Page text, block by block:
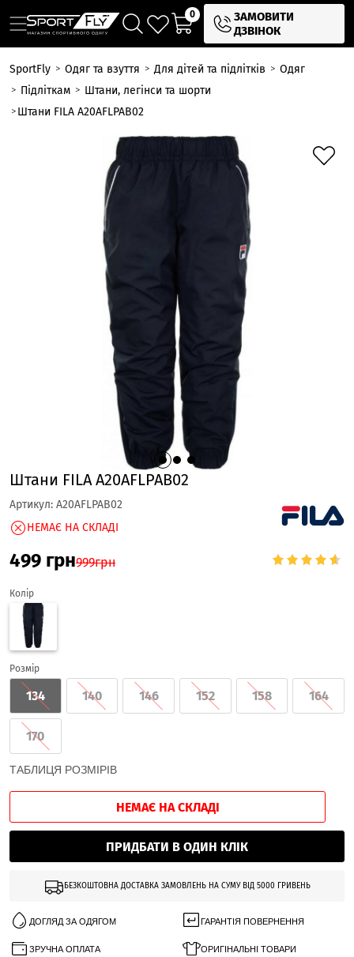
0
ЗАМОВИТИ
ДЗВІНОК
SportFly Одяг та взуття Для дітей та підлітків
Одяг
Підліткам
Штани, легінси та шорти
Штани FILA A20AFLPAB02
Штани FILA A20AFLPAB02
Артикул: A20AFLPAB02
НЕМАЄ НА СКЛАДІ
499 грн999грн
Колір
Розмір
134 140 146 152 158 164
170
ТАБЛИЦЯ РОЗМІРІВ
НЕМАЄ НА СКЛАДІ
ПРИДБАТИ В ОДИН КЛІК
БЕЗКОШТОВНА ДОСТАВКА ЗАМОВЛЕНЬ НА СУМУ ВІД 5000 ГРИВЕНЬ
ДОГЛЯД ЗА ОДЯГОМ ГАРАНТІЯ ПОВЕРНЕННЯ
ЗРУЧНА ОПЛАТА ОРИГІНАЛЬНІ ТОВАРИ